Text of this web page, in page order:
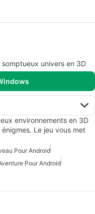
univers en 3D
environnements en 3D
Le jeu vous met
Pour Android
Pour Android